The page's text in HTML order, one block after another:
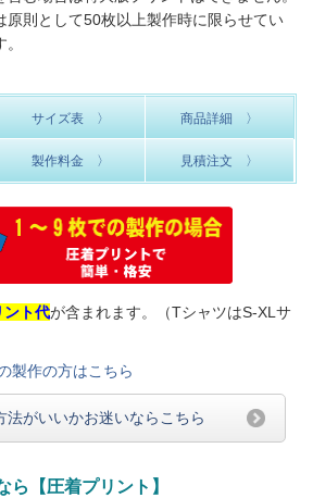
原則として50枚以上製作時に限らせてい
サイズ表 〉 商品詳細 〉
製作料金 〉 見積注文 〉
ント代が含まれます。（TシャツはS-XLサ
製作の方はこちら
法がいいかお迷いならこちら
ら【圧着プリント】